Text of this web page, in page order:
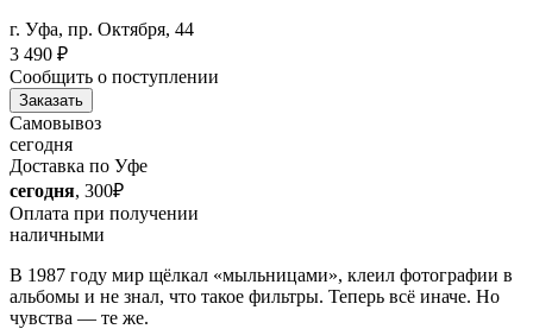
г. Уфа, пр. Октября, 44
3 490 ₽
Сообщить о поступлении
Заказать
Самовывоз
сегодня
Доставка по Уфе
сегодня, 300₽
Оплата при получении
наличными
В 1987 году мир щёлкал «мыльницами», клеил фотографии в
альбомы и не знал, что такое фильтры. Теперь всё иначе. Но
чувства — те же.